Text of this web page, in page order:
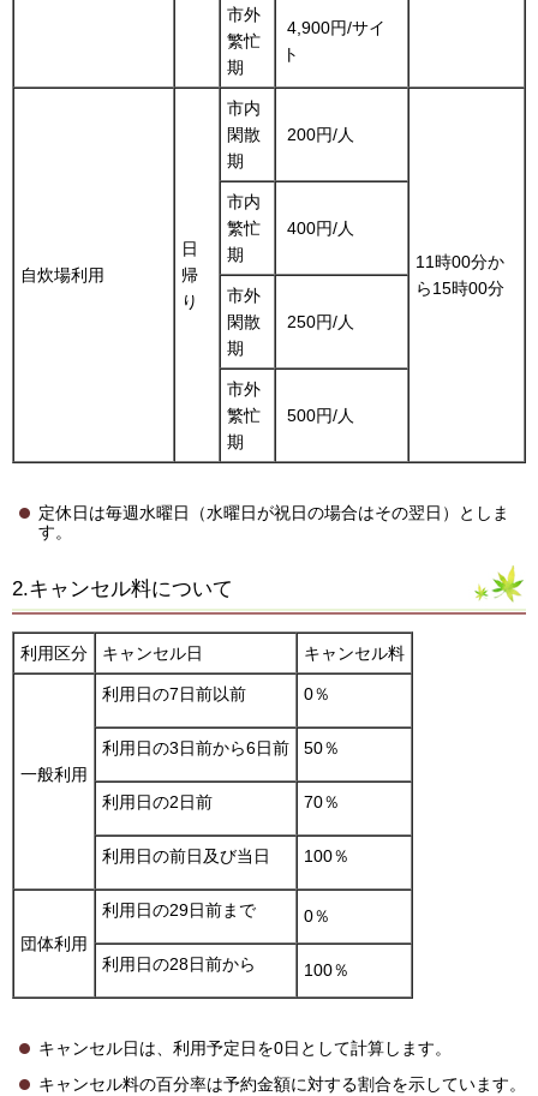
市外
繁忙
期
4,900円/サイ
ト
自炊場利用
日
帰
り
市内
閑散
期
200円/人
11時00分か
ら15時00分
市内
繁忙
期
400円/人
市外
閑散
期
250円/人
市外
繁忙
期
500円/人
定休日は毎週水曜日（水曜日が祝日の場合はその翌日）としま
す。
2.キャンセル料について
利用区分 キャンセル日 キャンセル料
一般利用
利用日の7日前以前 0％
利用日の3日前から6日前 50％
利用日の2日前 70％
利用日の前日及び当日 100％
団体利用
利用日の29日前まで 0％
利用日の28日前から 100％
キャンセル日は、利用予定日を0日として計算します。
キャンセル料の百分率は予約金額に対する割合を示しています。